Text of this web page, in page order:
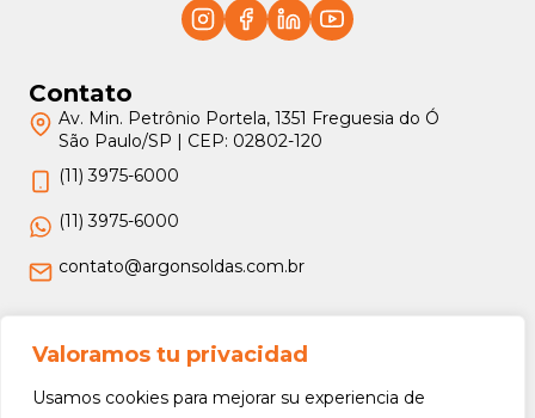
Valoramos tu privacidad
Usamos cookies para mejorar su experiencia de
Contato
Av. Min. Petrônio Portela, 1351 Freguesia do Ó
São Paulo/SP | CEP: 02802-120
(11) 3975-6000
(11) 3975-6000
contato@argonsoldas.com.br
Jurídico
Termos e Condições
Política de Privacidade